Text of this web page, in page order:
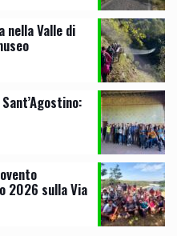
nella Valle di
2026 sulla Via